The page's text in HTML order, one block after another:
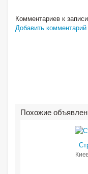
Комментариев к
Добавить комментарий
Похожие